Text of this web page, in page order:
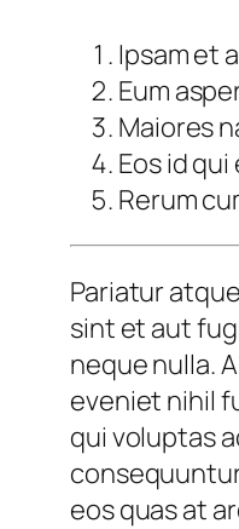
Ipsam et
Eum
Maiores
Eos id
Rerum
Pariatur
sint et aut
neque nulla.
eveniet nihil
qui voluptas
eos quas at